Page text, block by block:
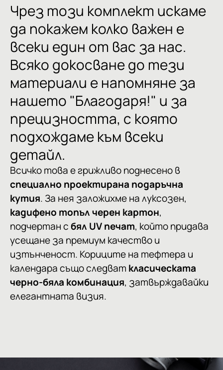
Чрез този комплект искаме
да покажем колко важен е
всеки един от вас за нас.
Всяко докосванедо тези
материали е напомняне за
нашето "Благодаря!" и за
прецизността, с която
подхождаме към всеки
детайл.
Всичко това е грижливо поднесено в
специално проектирана подаръчна
кутия. За нея заложихме на луксозен,
кадифено топъл черен картон,
подчертан сбял UV печат, който придава
усещане за премиум качество и
изтънченост. Кориците на тефтера и
календара също следват класическата
черно-бяла комбинация, затвърждавайки
елегантната визия.